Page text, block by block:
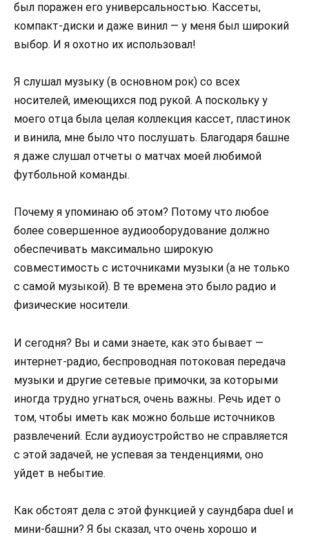
был поражен его универсальностью. Кассеты,
компакт-диски и даже винил — у меня был широкий
выбор. И я охотно их использовал!
Я слушал музыку (в основном рок) со всех
носителей, имеющихся под рукой. А поскольку у
моего отца была целая коллекция кассет, пластинок
и винила, мне было что послушать. Благодаря башне
я даже слушал отчеты о матчах моей любимой
футбольной команды.
Почему я упоминаю об этом? Потому что любое
более совершенное аудиооборудование должно
обеспечивать максимально широкую
совместимость с источниками музыки (а не только
с самой музыкой). В те времена это было радио и
физические носители.
И сегодня? Вы и сами знаете, как это бывает —
интернет-радио, беспроводная потоковая передача
музыки и другие сетевые примочки, за которыми
иногда трудно угнаться, очень важны. Речь идет о
том, чтобы иметь как можно больше источников
развлечений. Если аудиоустройство не справляется
с этой задачей, не успевая за тенденциями, оно
уйдет в небытие.
Как обстоят дела с этой функцией у саундбара duel и
мини-башни? Я бы сказал, что очень хорошо и